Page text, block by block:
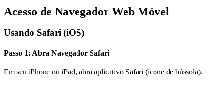
Acesso de Navegador Web Móvel
Usando Safari (iOS)
Passo 1: Abra Navegador Safari
Em seu iPhone ou iPad, abra aplicativo Safari (ícone de bússola).